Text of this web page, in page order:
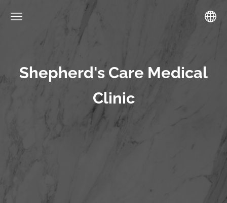
Shepherd's Care Medical
Clinic